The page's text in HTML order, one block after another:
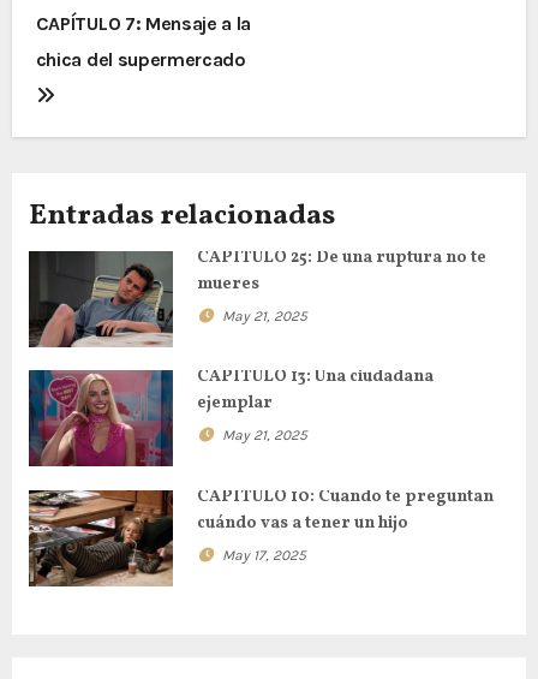
N
a
v
g
c
i
ó
n
d
e
CAPÍTULO 7: Mensaje a la
chica del supermercado
Entradas relacionadas
CAPÍTULO 25: De una ruptura no te
mueres
May 21, 2025
CAPÍTULO 13: Una ciudadana
ejemplar
May 21, 2025
CAPÍTULO 10: Cuando te preguntan
cuándo vas a tener un hijo
May 17, 2025